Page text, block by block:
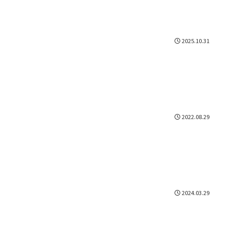
2025.10.31
2022.08.29
2024.03.29